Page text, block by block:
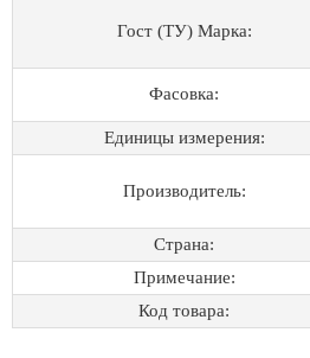
Гост (ТУ) Марка:
Фасовка:
Единицы измерения:
Производитель:
Страна:
Примечание:
Код товара: